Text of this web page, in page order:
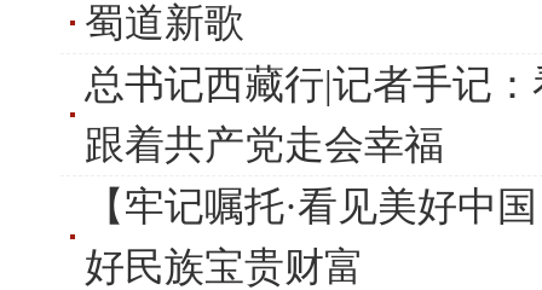
蜀道新歌
总书记西藏行|记者手记
跟着共产党走会幸福
【牢记嘱托·看见美好中
好民族宝贵财富